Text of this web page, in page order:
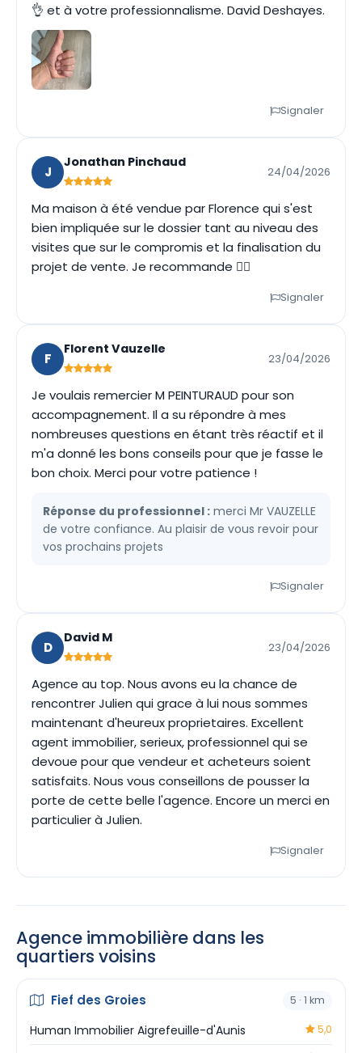
👌 et à votre professionnalisme. David Deshayes.
Signaler
J
Jonathan Pinchaud
24/04/2026
Ma maison à été vendue par Florence qui s'est
bien impliquée sur le dossier tant au niveau des
visites que sur le compromis et la finalisation du
projet de vente. Je recommande 👍🏼
Signaler
F
Florent Vauzelle
23/04/2026
Je voulais remercier M PEINTURAUD pour son
accompagnement. Il a su répondre à mes
nombreuses questions en étant très réactif et il
m'a donné les bons conseils pour que je fasse le
bon choix. Merci pour votre patience !
Réponse du professionnel : merci Mr VAUZELLE
de votre confiance. Au plaisir de vous revoir pour
vos prochains projets
Signaler
D
David M
23/04/2026
Agence au top. Nous avons eu la chance de
rencontrer Julien qui grace à lui nous sommes
maintenant d'heureux proprietaires. Excellent
agent immobilier, serieux, professionnel qui se
devoue pour que vendeur et acheteurs soient
satisfaits. Nous vous conseillons de pousser la
porte de cette belle l'agence. Encore un merci en
particulier à Julien.
Signaler
Agence immobilière dans les
quartiers voisins
Fief des Groies 5 · 1 km
Human Immobilier Aigrefeuille-d'Aunis 5,0